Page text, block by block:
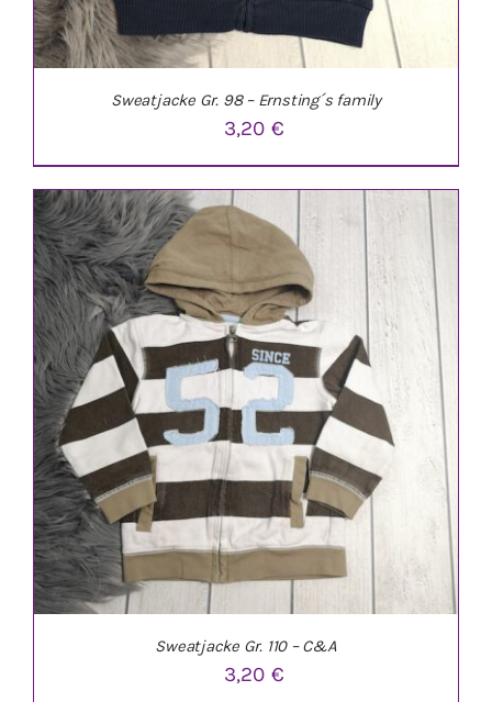
IN DEN WARENKORB / DETAILS
Sweatjacke Gr. 98 – Ernsting´s family
3,20€
Sweatjacke Gr. 110 – C&A
3,20€